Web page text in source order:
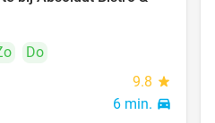
Do
9.8 star
6 min. directions_car